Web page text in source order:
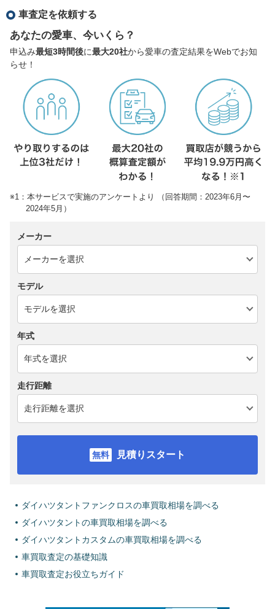
車査定を依頼する
あなたの愛車、今いくら？
申込み最短3時間後に最大20社から愛車の査定結果をWebでお知
らせ！
※1：本サービスで実施のアンケートより （回答期間：2023年6月〜
2024年5月）
メーカー
モデル
年式
走行距離
見積りスタート
ダイハツタントファンクロスの車買取相場を調べる
ダイハツタントの車買取相場を調べる
ダイハツタントカスタムの車買取相場を調べる
車買取査定の基礎知識
車買取査定お役立ちガイド